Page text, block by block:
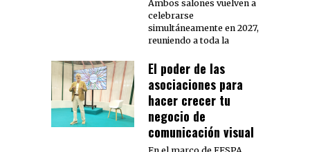
Ambos salones vuelven a
celebrarse
simultáneamente en 2027,
reuniendo a toda la
El poder de las
asociaciones para
hacer crecer tu
negocio de
comunicación visual